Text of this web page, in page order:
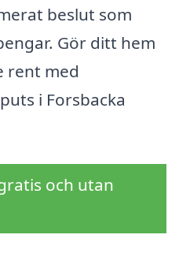
beslut som
Gör ditt hem
rent med
i Forsbacka
och utan